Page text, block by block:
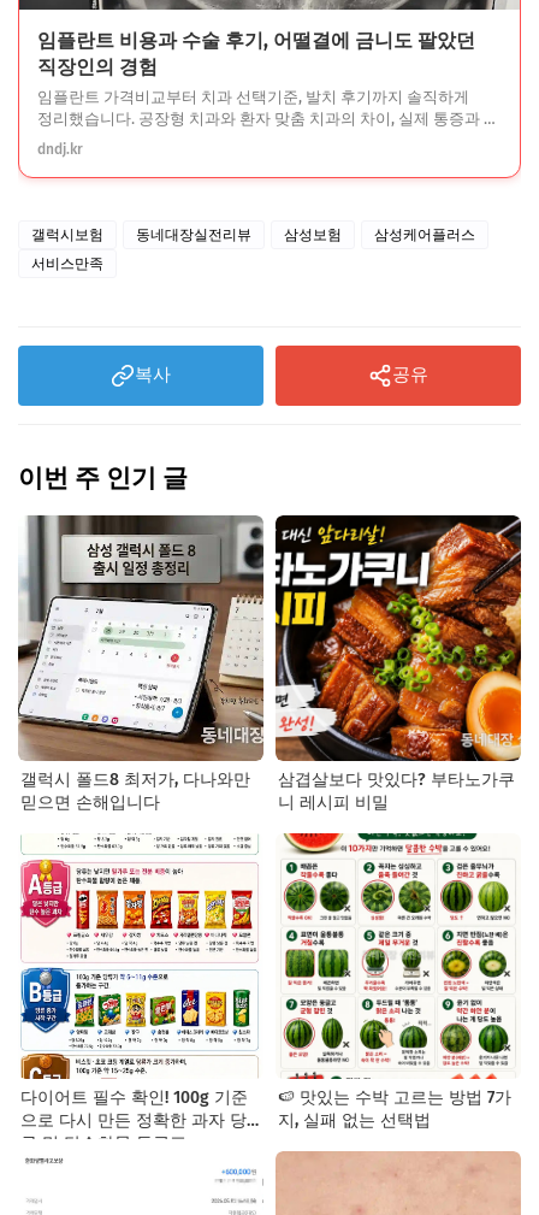
임플란트 비용과 수술 후기, 어떨결에 금니도 팔았던
직장인의 경험
임플란트 가격비교부터 치과 선택기준, 발치 후기까지 솔직하게
정리했습니다. 공장형 치과와 환자 맞춤 치과의 차이, 실제 통증과 총
기간 3개월 과정까지 확인하세요. 금니도 팔았어요.
dndj.kr
갤럭시보험 동네대장실전리뷰 삼성보험
삼성케어플러스
서비스만족
복사 공유
이번 주 인기 글
갤럭시 폴드8 최저가, 다나와만
믿으면 손해입니다
삼겹살보다 맛있다? 부타노가쿠
니 레시피 비밀
다이어트 필수 확인! 100g 기준
으로 다시 만든 정확한 과자 당
류 및 탄수화물 등급표
🍉 맛있는 수박 고르는 방법 7가
지, 실패 없는 선택법